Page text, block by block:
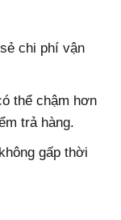
chi phí vận
thể chậm hơn
trả hàng.
gấp thời